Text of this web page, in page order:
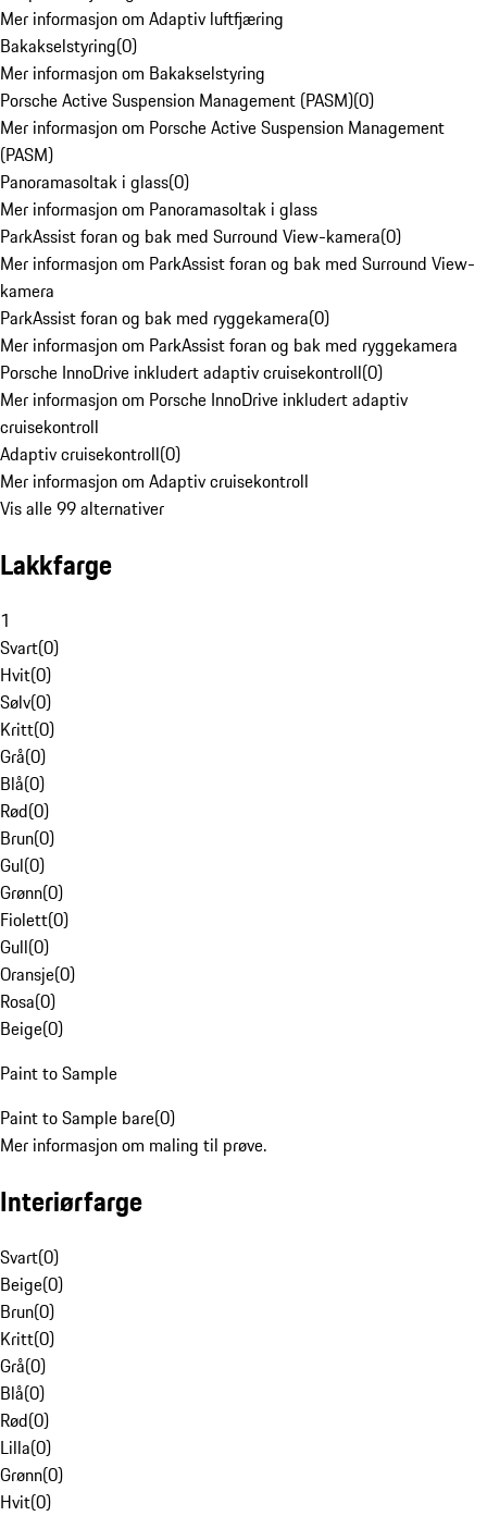
Mer informasjon om Adaptiv luftfjæring
Bakakselstyring(0)
Mer informasjon om Bakakselstyring
Porsche Active Suspension Management (PASM)(0)
Mer informasjon om Porsche Active Suspension Management
(PASM)
Panoramasoltak i glass(0)
Mer informasjon om Panoramasoltak i glass
ParkAssist foran og bak med Surround View-kamera(0)
Mer informasjon om ParkAssist foran og bak med Surround View-
kamera
ParkAssist foran og bak med ryggekamera(0)
Mer informasjon om ParkAssist foran og bak med ryggekamera
Porsche InnoDrive inkludert adaptiv cruisekontroll(0)
Mer informasjon om Porsche InnoDrive inkludert adaptiv
cruisekontroll
Adaptiv cruisekontroll(0)
Mer informasjon om Adaptiv cruisekontroll
Vis alle 99 alternativer
Lakkfarge
1
Svart(0)
Hvit(0)
Sølv(0)
Kritt(0)
Grå(0)
Blå(0)
Rød(0)
Brun(0)
Gul(0)
Grønn(0)
Fiolett(0)
Gull(0)
Oransje(0)
Rosa(0)
Beige(0)
Paint to Sample
Paint to Sample bare(0)
Mer informasjon om maling til prøve.
Interiørfarge
Svart(0)
Beige(0)
Brun(0)
Kritt(0)
Grå(0)
Blå(0)
Rød(0)
Lilla(0)
Grønn(0)
Hvit(0)